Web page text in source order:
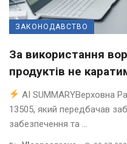
ЗАКОНОДАВСТВО
За використання
продуктів не
AI SUMMARYВерховна
13505, який передбачав
забезпечення та ...